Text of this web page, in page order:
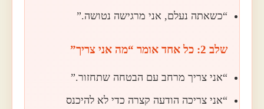
“כשאתה נעלם, אני מרגישה נטושה.”
שלב 2: כל אחד אומר “מה אני צריך”
“אני צריך מרחב עם הבטחה שתחזור.”
“אני צריכה הודעה קצרה כדי לא להיכנס